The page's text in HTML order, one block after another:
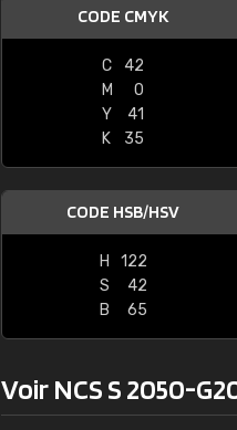
CODE CMYK
C
42
M
0
Y
41
K
35
CODE HSB/HSV
H
122
S
42
B
65
Voir NCS S 2050-